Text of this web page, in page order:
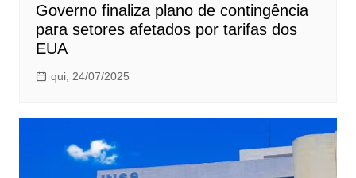
Governo finaliza plano de contingência
para setores afetados por tarifas dos
EUA
qui, 24/07/2025